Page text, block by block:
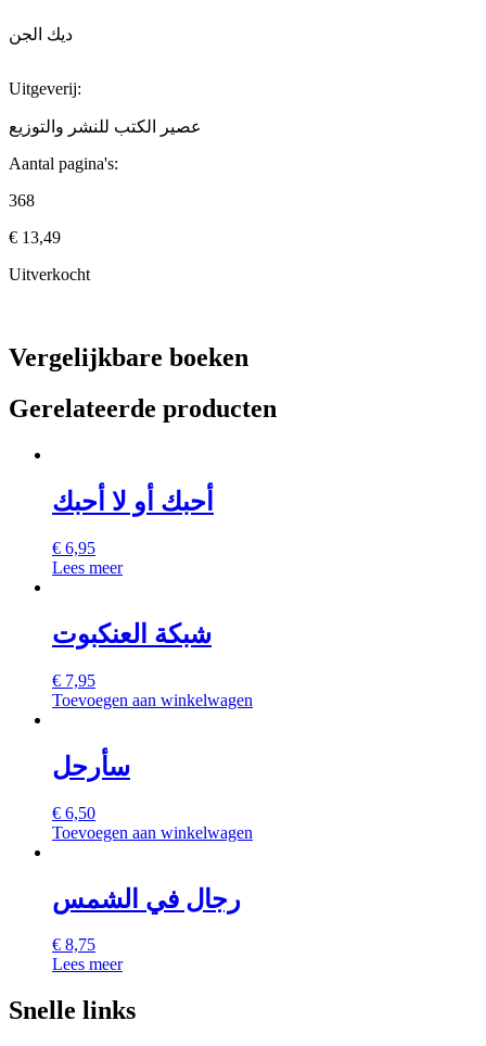
ديك الجن
Uitgeverij:
عصير الكتب للنشر والتوزيع
Aantal pagina's:
368
€ 13,49
Uitverkocht
Vergelijkbare boeken
Gerelateerde producten
أحبك أو لا أحبك
€ 6,95
Lees meer
شبكة العنكبوت
€ 7,95
Toevoegen aan winkelwagen
سأرحل
€ 6,50
Toevoegen aan winkelwagen
رجال في الشمس
€ 8,75
Lees meer
Snelle links